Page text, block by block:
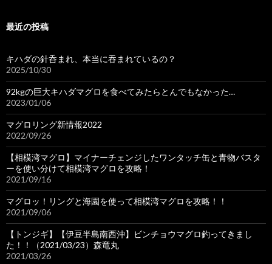
最近の投稿
キハダの針呑まれ、本当に吞まれているの？
2025/10/30
92kgの巨大キハダマグロを食べてみたらとんでもなかった…
2023/01/06
マグロリング新情報2022
2022/09/26
【相模湾マグロ】マイナーチェンジしたワンタッチ缶と青物バスタ
ーを使い分けて相模湾マグロを攻略！
2021/09/16
マグロッ！リングと海園を使って相模湾マグロを攻略！！
2021/09/06
【トンジギ】【伊豆半島南西沖】ビンチョウマグロ釣ってきまし
た！！（2021/03/23）森竜丸
2021/03/26